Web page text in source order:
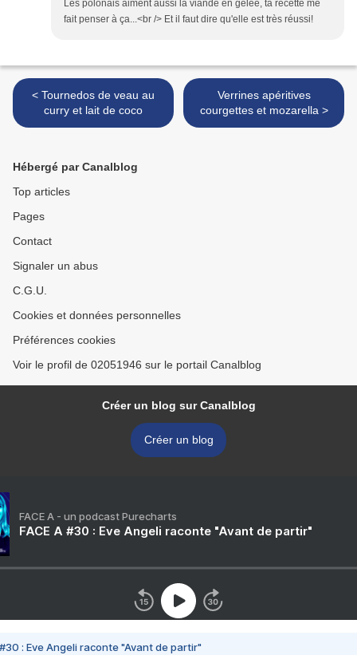
Les polonais aiment aussi la viande en gelée, ta recette me
fait penser à ça...<br /> Et il faut dire qu'elle est très réussi!
< Tournedos de veau au
curry et lait de coco
Verrines apéritives
courgettes et mozarella >
Hébergé par Canalblog
Top articles
Pages
Contact
Signaler un abus
C.G.U.
Cookies et données personnelles
Préférences cookies
Voir le profil de 02051946 sur le portail Canalblog
Créer un blog sur Canalblog
Créer un blog
FACE A - un podcast Purecharts
FACE A #30 : Eve Angeli raconte "Avant de partir"
#30 : Eve Angeli raconte "Avant de partir"